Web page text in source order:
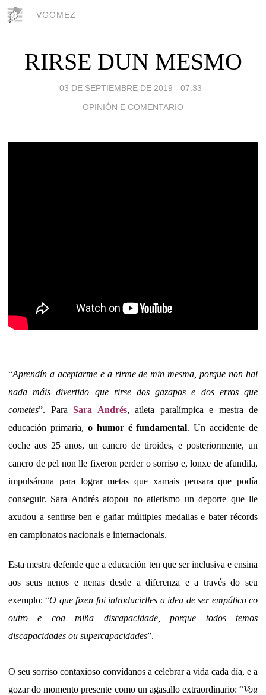
VGOMEZ
RIRSE DUN MESMO
03 DE SEPTIEMBRE DE 2019 - 07:33 -
OPINIÓN E COMENTARIO
“Aprendín a aceptarme e a rirme de min mesma, porque non hai
nada máis divertido que rirse dos gazapos e dos erros que
cometes”. Para Sara Andrés, atleta paralímpica e mestra de
educación primaria, o humor é fundamental. Un accidente de
coche aos 25 anos, un cancro de tiroides, e posteriormente, un
cancro de pel non lle fixeron perder o sorriso e, lonxe de afundila,
impulsárona para lograr metas que xamais pensara que podía
conseguir. Sara Andrés atopou no atletismo un deporte que lle
axudou a sentirse ben e gañar múltiples medallas e bater récords
en campionatos nacionais e internacionais.
Esta mestra defende que a educación ten que ser inclusiva e ensina
aos seus nenos e nenas desde a diferenza e a través do seu
exemplo: “O que fixen foi introducirlles a idea de ser empático co
outro e coa miña discapacidade, porque todos temos
discapacidades ou supercapacidades”.
O seu sorriso contaxioso convídanos a celebrar a vida cada día, e a
gozar do momento presente como un agasallo extraordinario: “Vou